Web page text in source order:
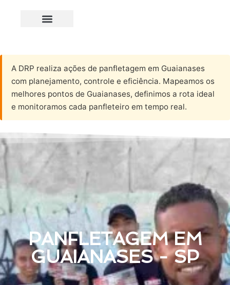
A DRP realiza ações de panfletagem em Guaianases
com planejamento, controle e eficiência. Mapeamos os
melhores pontos de Guaianases, definimos a rota ideal
e monitoramos cada panfleteiro em tempo real.
PANFLETAGEM EM
GUAIANASES - SP